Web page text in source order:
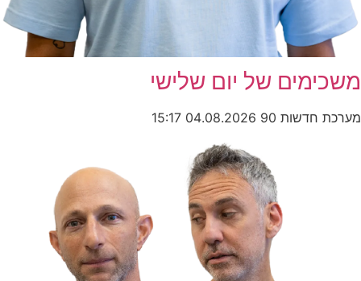
משכימים של יום שלישי
מערכת חדשות 90 04.08.2026
15:17